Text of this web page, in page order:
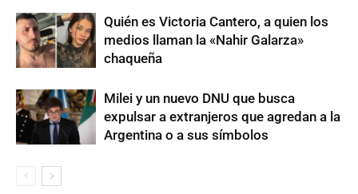
Quién es Victoria Cantero, a quien los
medios llaman la «Nahir Galarza»
chaqueña
Milei y un nuevo DNU que busca
expulsar a extranjeros que agredan a la
Argentina o a sus símbolos